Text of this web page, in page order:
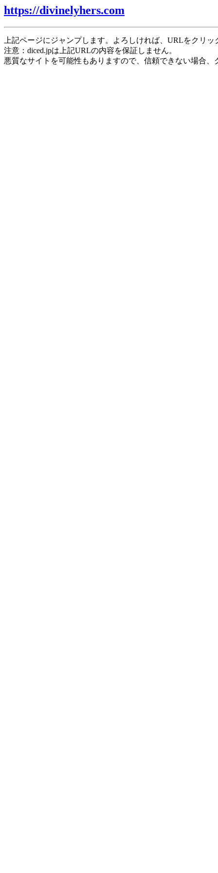
https://divinelyhers.com
上記ページにジャンプします。よろしければ、URLをクリ
注意：diced.jpは上記URLの内容を保証しません。
悪質なサイトを可能性もありますので、信頼できない場合、